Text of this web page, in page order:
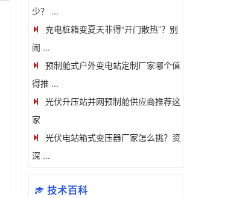
少？ ...
充电桩箱变夏天非得“开门散热”？别
闹 ...
预制舱式户外变电站定制厂家哪个值
得推 ...
光伏升压站并网预制舱供应商推荐这
家
光伏电站箱式变压器厂家怎么挑？资
深 ...
技术百科